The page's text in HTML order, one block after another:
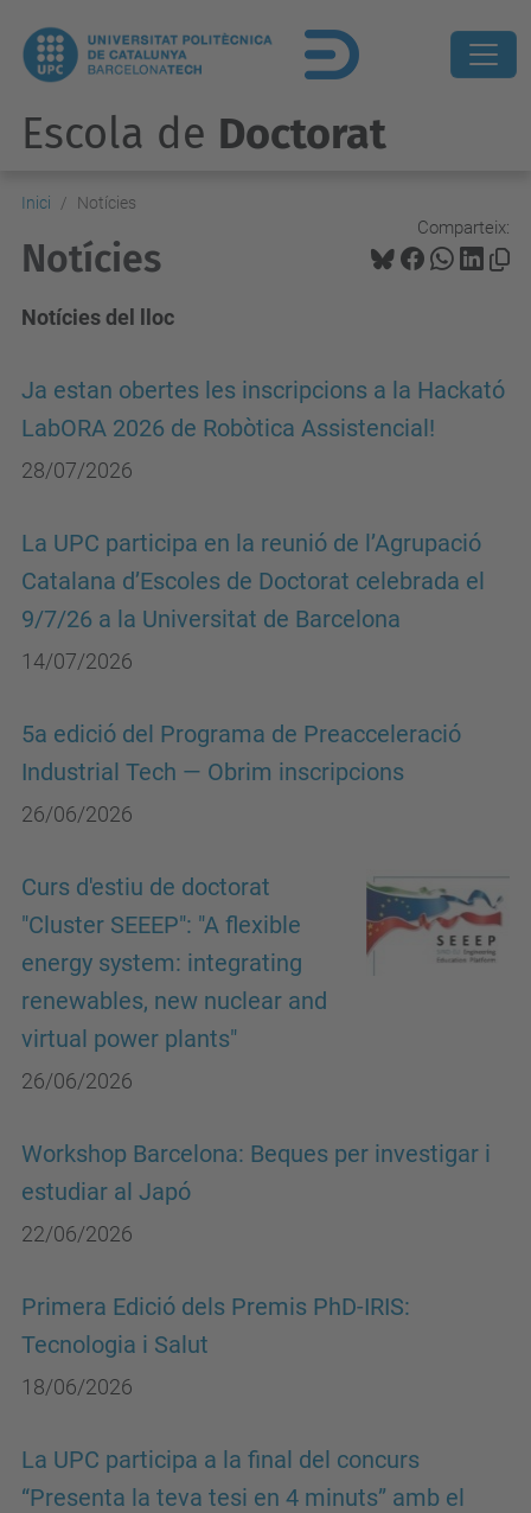
Escola de Doctorat
Inici Notícies
Comparteix:
Notícies
Notícies del lloc
Ja estan obertes les inscripcions a la Hackató
LabORA 2026 de Robòtica Assistencial!
28/07/2026
La UPC participa en la reunió de l’Agrupació
Catalana d’Escoles de Doctorat celebrada el
9/7/26 a la Universitat de Barcelona
14/07/2026
5a edició del Programa de Preacceleració
Industrial Tech — Obrim inscripcions
26/06/2026
Curs d'estiu de doctorat
"Cluster SEEEP": "A flexible
energy system: integrating
renewables, new nuclear and
virtual power plants"
26/06/2026
Workshop Barcelona: Beques per investigar i
estudiar al Japó
22/06/2026
Primera Edició dels Premis PhD-IRIS:
Tecnologia i Salut
18/06/2026
La UPC participa a la final del concurs
“Presenta la teva tesi en 4 minuts” amb el